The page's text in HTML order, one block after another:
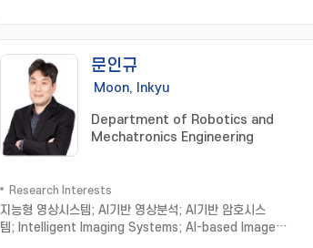
문인규
Moon, Inkyu
Department of Robotics and
Mechatronics Engineering
Research Interests
지능형 영상시스템; AI기반 영상분석; AI기반 암호시스
템; Intelligent Imaging Systems; AI-based Image